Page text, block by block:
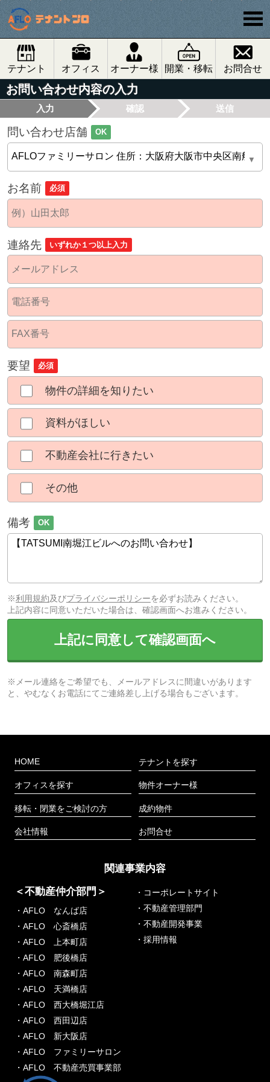
テナント オフィス オーナー様 開業・移転 お問合せ
お問い合わせ内容の入力
入力 確認 送信
問い合わせ店舗 OK
お名前 必須
連絡先 いずれか１つ以上入力
要望 必須
物件の詳細を知りたい
資料がほしい
不動産会社に行きたい
その他
備考 OK
※利用規約及びプライバシーポリシーを必ずお読みください。
上記内容に同意いただいた場合は、確認画面へお進みください。
上記に同意して確認画面へ
※メール連絡をご希望でも、メールアドレスに間違いがあります
と、やむなくお電話にてご連絡差し上げる場合もございます。
HOME
オフィスを探す
移転・閉業をご検討の方
会社情報
テナントを探す
物件オーナー様
成約物件
お問合せ
関連事業内容
＜不動産仲介部門＞
・AFLO なんば店
・AFLO 心斎橋店
・AFLO 上本町店
・AFLO 肥後橋店
・AFLO 南森町店
・AFLO 天満橋店
・AFLO 西大橋堀江店
・AFLO 西田辺店
・AFLO 新大阪店
・AFLO ファミリーサロン
・AFLO 不動産売買事業部
・コーポレートサイト
・不動産管理部門
・不動産開発事業
・採用情報